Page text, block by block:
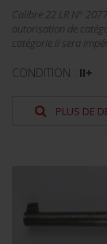
Calibre 22 LR N°
autorisation de
catégorie il sera
CONDITION : II+
PLUS DE